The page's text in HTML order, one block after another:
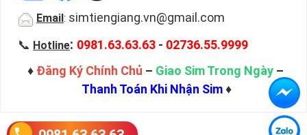
Email : simtiengiang.vn@gmail.com
📞 Hotline: 0981.63.63.63 - 02736.55.9999
♦ Đăng Ký Chính Chủ – Giao Sim Trong Ngày –
Thanh Toán Khi Nhận Sim♦